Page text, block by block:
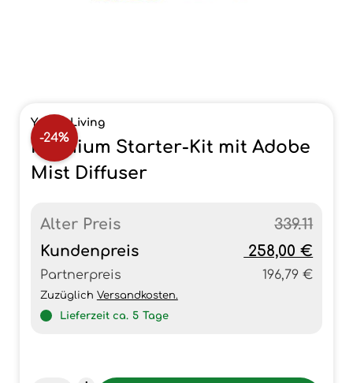
-24%
Young Living
Premium Starter-Kit mit Adobe
Mist Diffuser
Alter Preis
339.11
Kundenpreis
258,00 €
Partnerpreis 196,79 €
Zuzüglich Versandkosten.
Lieferzeit ca. 5 Tage